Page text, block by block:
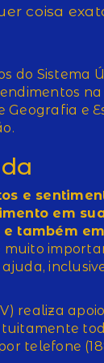
coisa
do Sistema
na
e
e
em
também
muito
realiza
telefone